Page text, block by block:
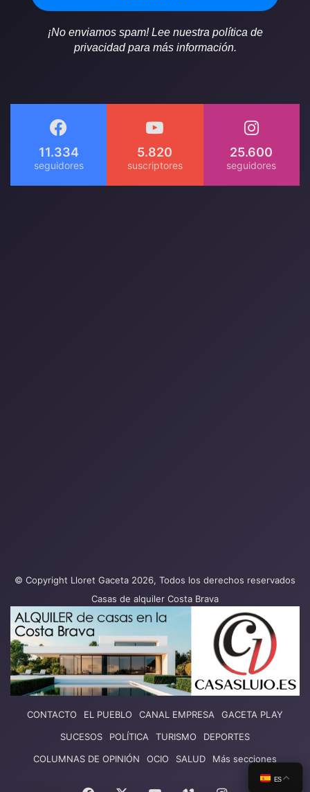
¡No enviamos spam! Lee nuestra política de
privacidad para más información.
11.334 5.820 25.600
© Copyright Lloret Gaceta 2026, Todos los derechos reservados
Casas de alquiler Costa Brava
CONTACTO EL PUEBLO CANAL EMPRESA
GACETA PLAY
SUCESOS
POLÍTICA TURISMO
DEPORTES
COLUMNAS DE OPINIÓN
OCIO SALUD Más secciones
ES